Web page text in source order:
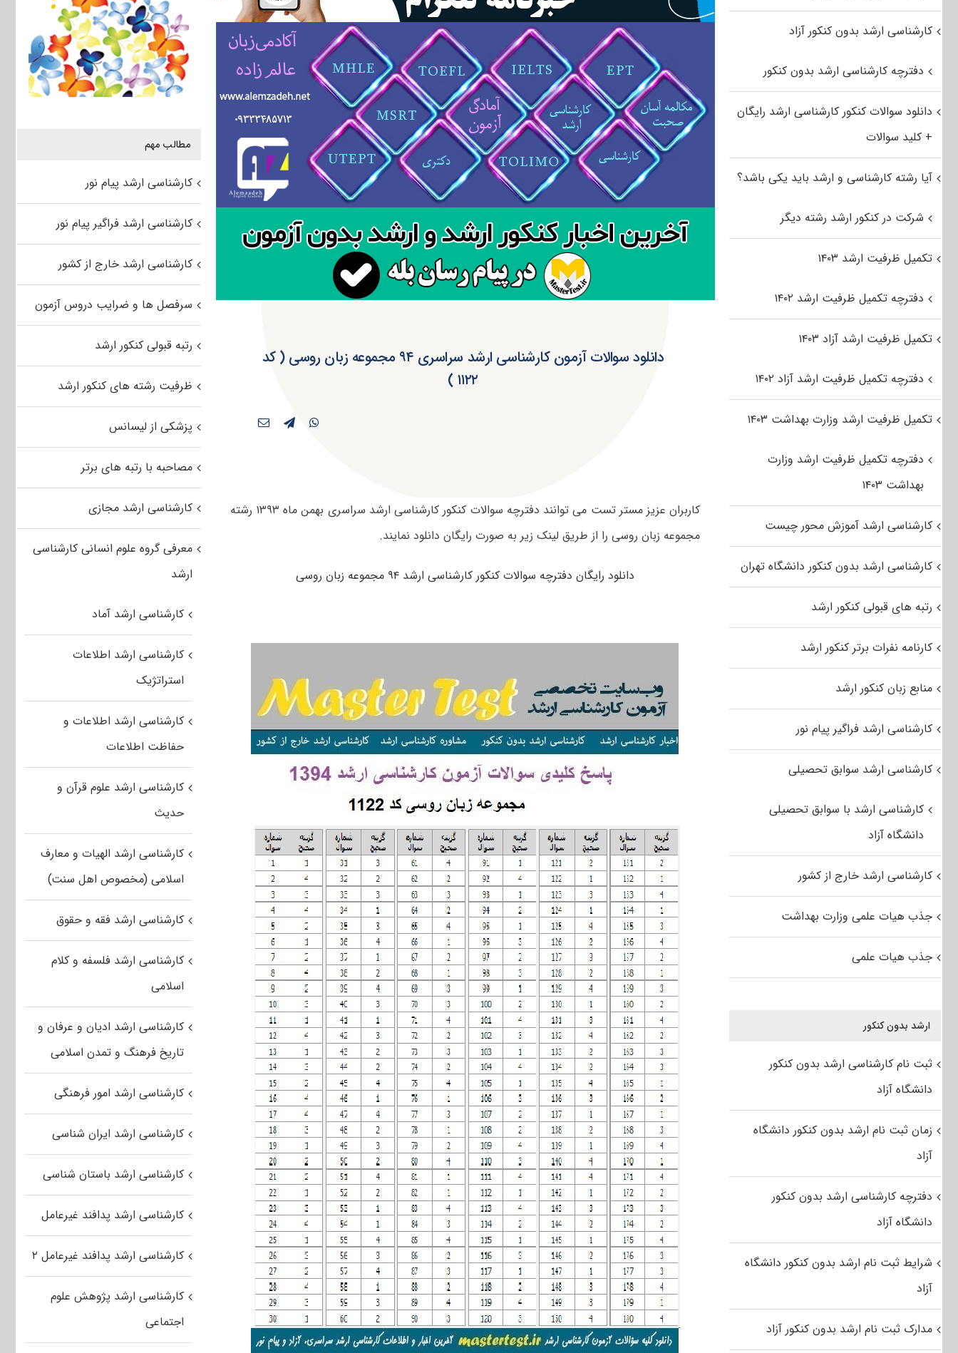
دانلود سوالات آزمون کارشناسی ارشد سراسری ۹۴ مجموعه زبان روسی ( کد
۱۱۲۲ )
کاربران عزیز مستر تست می توانند دفترچه سوالات کنکور کارشناسی ارشد سراسری بهمن ماه ۱۳۹۳ رشته
مجموعه زبان روسی را از طریق لینک زیر به صورت رایگان دانلود نمایند.
دانلود رایگان دفترچه سوالات کنکور کارشناسی ارشد ۹۴ مجموعه زبان روسی
مطالب مهم
کارشناسی ارشد پیام نور
کارشناسی ارشد فراگیر پیام نور
کارشناسی ارشد خارج از کشور
سرفصل ها و ضرایب دروس آزمون
رتبه قبولی کنکور ارشد
ظرفیت رشته های کنکور ارشد
پزشکی از لیسانس
مصاحبه با رتبه های برتر
کارشناسی ارشد مجازی
معرفی گروه علوم انسانی کارشناسی
ارشد
کارشناسی ارشد آماد
کارشناسی ارشد اطلاعات
استراتژیک
کارشناسی ارشد اطلاعات و
حفاظت اطلاعات
کارشناسی ارشد علوم قرآن و
حدیث
کارشناسی ارشد الهیات و معارف
اسلامی (مخصوص اهل سنت)
کارشناسی ارشد فقه و حقوق
کارشناسی ارشد فلسفه و کلام
اسلامی
کارشناسی ارشد ادیان و عرفان و
تاریخ فرهنگ و تمدن اسلامی
کارشناسی ارشد امور فرهنگی
کارشناسی ارشد ایران شناسی
کارشناسی ارشد باستان شناسی
کارشناسی ارشد پدافند غیرعامل
کارشناسی ارشد پدافند غیرعامل ۲
کارشناسی ارشد پژوهش علوم
اجتماعی
کارشناسی ارشد بدون کنکور آزاد
دفترچه کارشناسی ارشد بدون کنکور
دانلود سوالات کنکور کارشناسی ارشد رایگان
+ کلید سوالات
آیا رشته کارشناسی و ارشد باید یکی باشد؟
شرکت در کنکور ارشد رشته دیگر
تکمیل ظرفیت ارشد ۱۴۰۳
دفترچه تکمیل ظرفیت ارشد ۱۴۰۲
تکمیل ظرفیت ارشد آزاد ۱۴۰۳
دفترچه تکمیل ظرفیت ارشد آزاد ۱۴۰۲
تکمیل ظرفیت ارشد وزارت بهداشت ۱۴۰۳
دفترچه تکمیل ظرفیت ارشد وزارت
بهداشت ۱۴۰۳
کارشناسی ارشد آموزش محور چیست
کارشناسی ارشد بدون کنکور دانشگاه تهران
رتبه های قبولی کنکور ارشد
کارنامه نفرات برتر کنکور ارشد
منابع زبان کنکور ارشد
کارشناسی ارشد فراگیر پیام نور
کارشناسی ارشد سوابق تحصیلی
کارشناسی ارشد با سوابق تحصیلی
دانشگاه آزاد
کارشناسی ارشد خارج از کشور
جذب هیات علمی وزارت بهداشت
جذب هیات علمی
ارشد بدون کنکور
ثبت نام کارشناسی ارشد بدون کنکور
دانشگاه آزاد
زمان ثبت نام ارشد بدون کنکور دانشگاه
آزاد
دفترچه کارشناسی ارشد بدون کنکور
دانشگاه آزاد
شرایط ثبت نام ارشد بدون کنکور دانشگاه
آزاد
مدارک ثبت نام ارشد بدون کنکور آزاد